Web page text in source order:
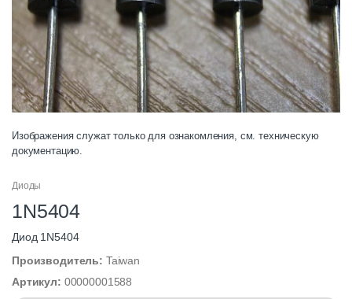
Изображения служат только для ознакомления, см. техническую
документацию.
Диоды
1N5404
Диод 1N5404
Производитель: Taiwan
Артикул: 00000001588